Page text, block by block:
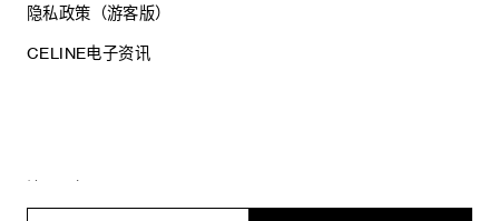
隐私政策（游客版）
CELINE电子资讯
思琳商贸（上海）有限公司